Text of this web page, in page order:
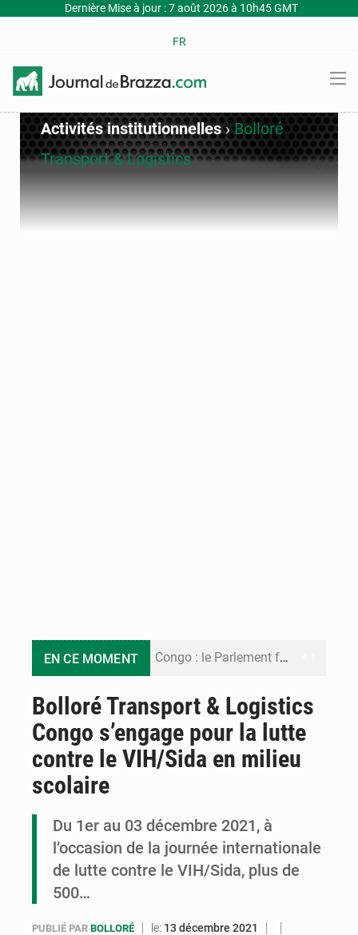
Dernière Mise à jour : 7 août 2026 à 10h45 GMT
FR
Activités institutionnelles›Bolloré
Transport & Logistics
EN CE MOMENT Congo : le Parlement formule 28 recommandations sur le Cadre budgétaire 2027-2029
Congo : Brazzaville se dote d’un plan d’action pour renforcer sa résilience climatique
Congo : la Grande foire agricole pour renforcer la souveraineté alimentaire
Congo-RDC : Brazzaville et Kinshasa renforcent leur coopération en faveur de la jeunesse
Bolloré Transport & Logistics
Congo s’engage pour la lutte
contre le VIH/Sida en milieu
scolaire
Du 1er au 03 décembre 2021, à
l’occasion de la journée internationale
de lutte contre le VIH/Sida, plus de
500…
PUBLIÉ PAR BOLLORÉ le: 13 décembre 2021